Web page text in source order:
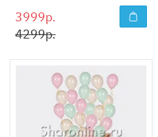
3999р.
4299р.